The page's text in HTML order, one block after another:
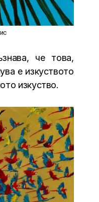
че това,
е изкуството
изкуство.